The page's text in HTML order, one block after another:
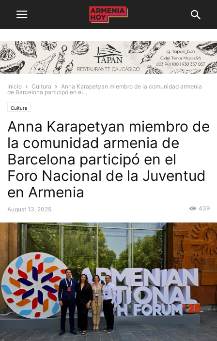
Inicio Cultura
Anna Karapetyan miembro de la comunidad armenia
de Barcelona participó en el...
Cultura
Anna Karapetyan miembro de
la comunidad armenia de
Barcelona participó en el
Foro Nacional de la Juventud
en Armenia
August 13, 2025 439